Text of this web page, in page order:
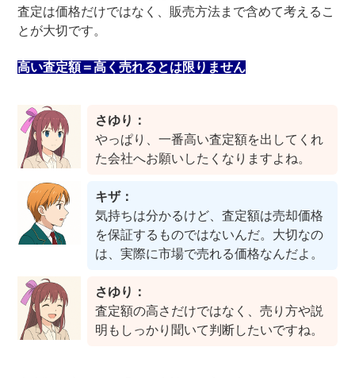
査定は価格だけではなく、販売方法まで含めて考えるこ
とが大切です。
高い査定額＝高く売れるとは限りません
さゆり：
やっぱり、一番高い査定額を出してくれ
た会社へお願いしたくなりますよね。
キザ：
気持ちは分かるけど、査定額は売却価格
を保証するものではないんだ。大切なの
は、実際に市場で売れる価格なんだよ。
さゆり：
査定額の高さだけではなく、売り方や説
明もしっかり聞いて判断したいですね。